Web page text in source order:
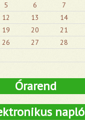
5 6 7
12 13 14
19 20 21
26 27 28
Órarend
napló